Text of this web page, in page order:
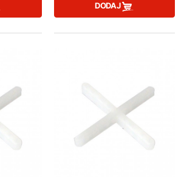
DODAJ